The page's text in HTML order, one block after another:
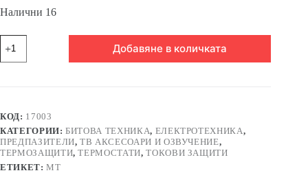
Налични 16
количество
за
Предпазител
20A,
250VАC,
еднополюсен,
ръчен
Добавяне в количката
КОД: 17003
КАТЕГОРИИ:БИТОВА ТЕХНИКА, ЕЛЕКТРОТЕХНИКА,
ПРЕДПАЗИТЕЛИ,ТВ АКСЕСОАРИ И ОЗВУЧЕНИЕ,
ТЕРМОЗАЩИТИ,ТЕРМОСТАТИ,ТОКОВИ ЗАЩИТИ
ЕТИКЕТ:MT